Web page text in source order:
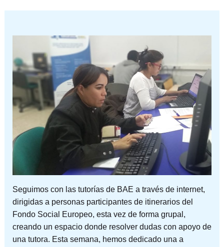
Seguimos con las tutorías de BAE a través de internet,
dirigidas a personas participantes de itinerarios del
Fondo Social Europeo, esta vez de forma grupal,
creando un espacio donde resolver dudas con apoyo de
una tutora. Esta semana, hemos dedicado una a